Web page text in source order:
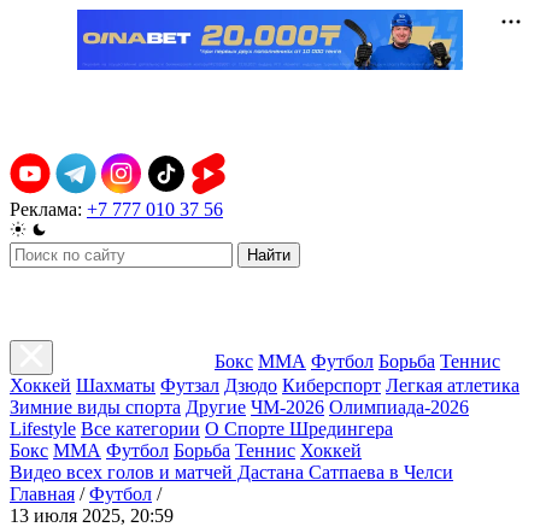
Реклама: +7 777 010 37 56
Найти
Бокс ММА Футбол Борьба Теннис
Хоккей Шахматы Футзал Дзюдо Киберспорт Легкая атлетика
Зимние виды спорта Другие ЧМ-2026 Олимпиада-2026
Lifestyle Все категории О Спорте Шредингера
Бокс ММА Футбол Борьба Теннис Хоккей
Видео всех голов и матчей Дастана Сатпаева в Челси
Главная / Футбол /
13 июля 2025, 20:59